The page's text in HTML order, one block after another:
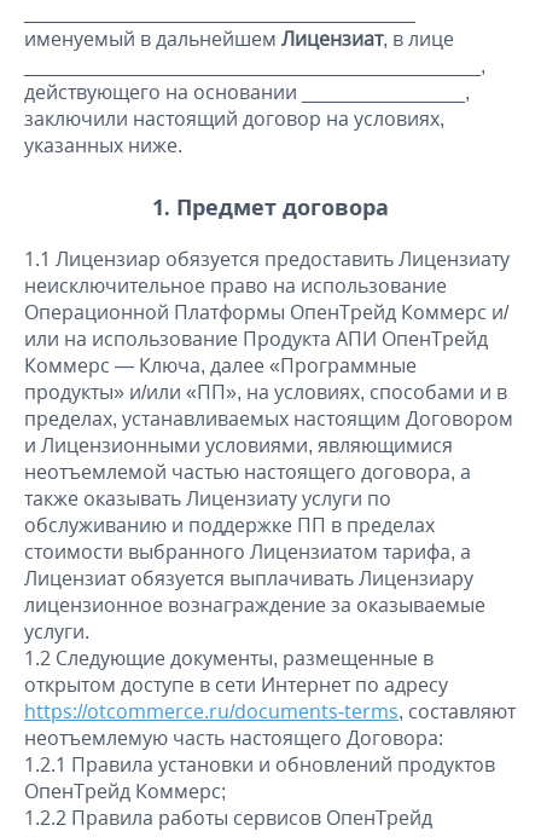
именуемый в дальнейшем Лицензиат, в лице
__________________________________________,
действующего на основании _______________,
заключили настоящий договор на условиях,
указанных ниже.
1. Предмет договора
1.1 Лицензиар обязуется предоставить Лицензиату
неисключительное право на использование
Операционной Платформы ОпенТрейд Коммерс и/
или на использование Продукта АПИ ОпенТрейд
Коммерс — Ключа, далее «Программные
продукты» и/или «ПП», на условиях, способами и в
пределах, устанавливаемых настоящим Договором
и Лицензионными условиями, являющимися
неотъемлемой частью настоящего договора, а
также оказывать Лицензиату услуги по
обслуживанию и поддержке ПП в пределах
стоимости выбранного Лицензиатом тарифа, а
Лицензиат обязуется выплачивать Лицензиару
лицензионное вознаграждение за оказываемые
услуги.
1.2 Следующие документы, размещенные в
открытом доступе в сети Интернет по адресу
https://otcommerce.ru/documents-terms, составляют
неотъемлемую часть настоящего Договора:
1.2.1 Правила установки и обновлений продуктов
ОпенТрейд Коммерс;
1.2.2 Правила работы сервисов ОпенТрейд